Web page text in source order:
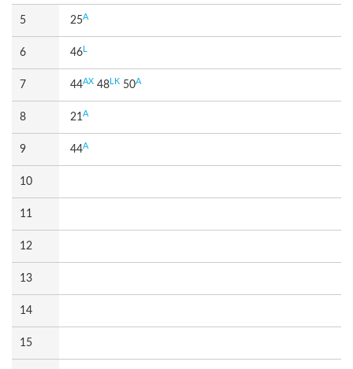
5 25A
6 46
7 44AX 48 LK 50A
8 21A
9 44A
10
11
12
13
14
15